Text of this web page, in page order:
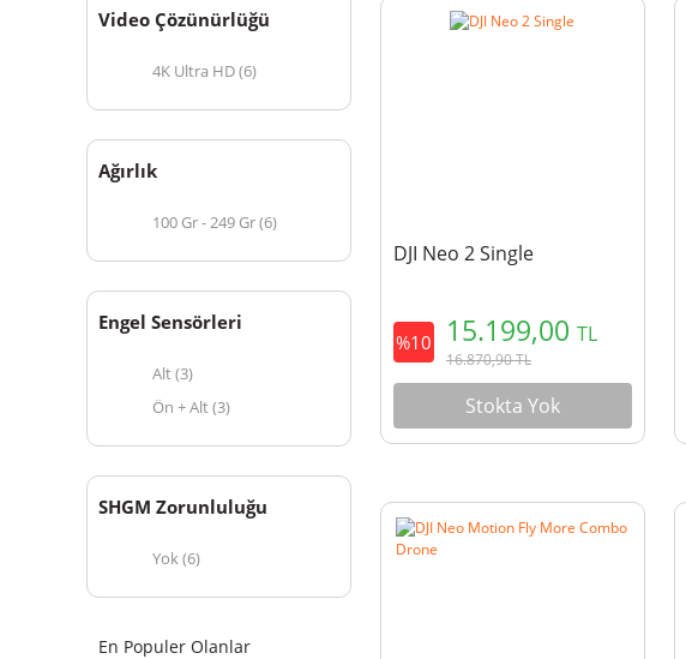
Video Çözünürlüğü
4K Ultra HD (6)
Ağırlık
100 Gr - 249 Gr (6)
Engel Sensörleri
Alt (3)
Ön + Alt (3)
SHGM Zorunluluğu
Yok (6)
En Populer Olanlar
DJI Neo 2 Single
%10 15.199,00 TL
16.870,90TL
Stokta Yok